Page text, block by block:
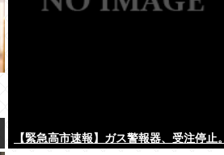
【緊急高市速報】ガス警報器、受注停止。